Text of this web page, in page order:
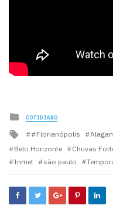
Posted
in
COTIDIANO
Tagged
#Florianópolis
Belo Horizonte
Chuvas
Inmet
são paulo